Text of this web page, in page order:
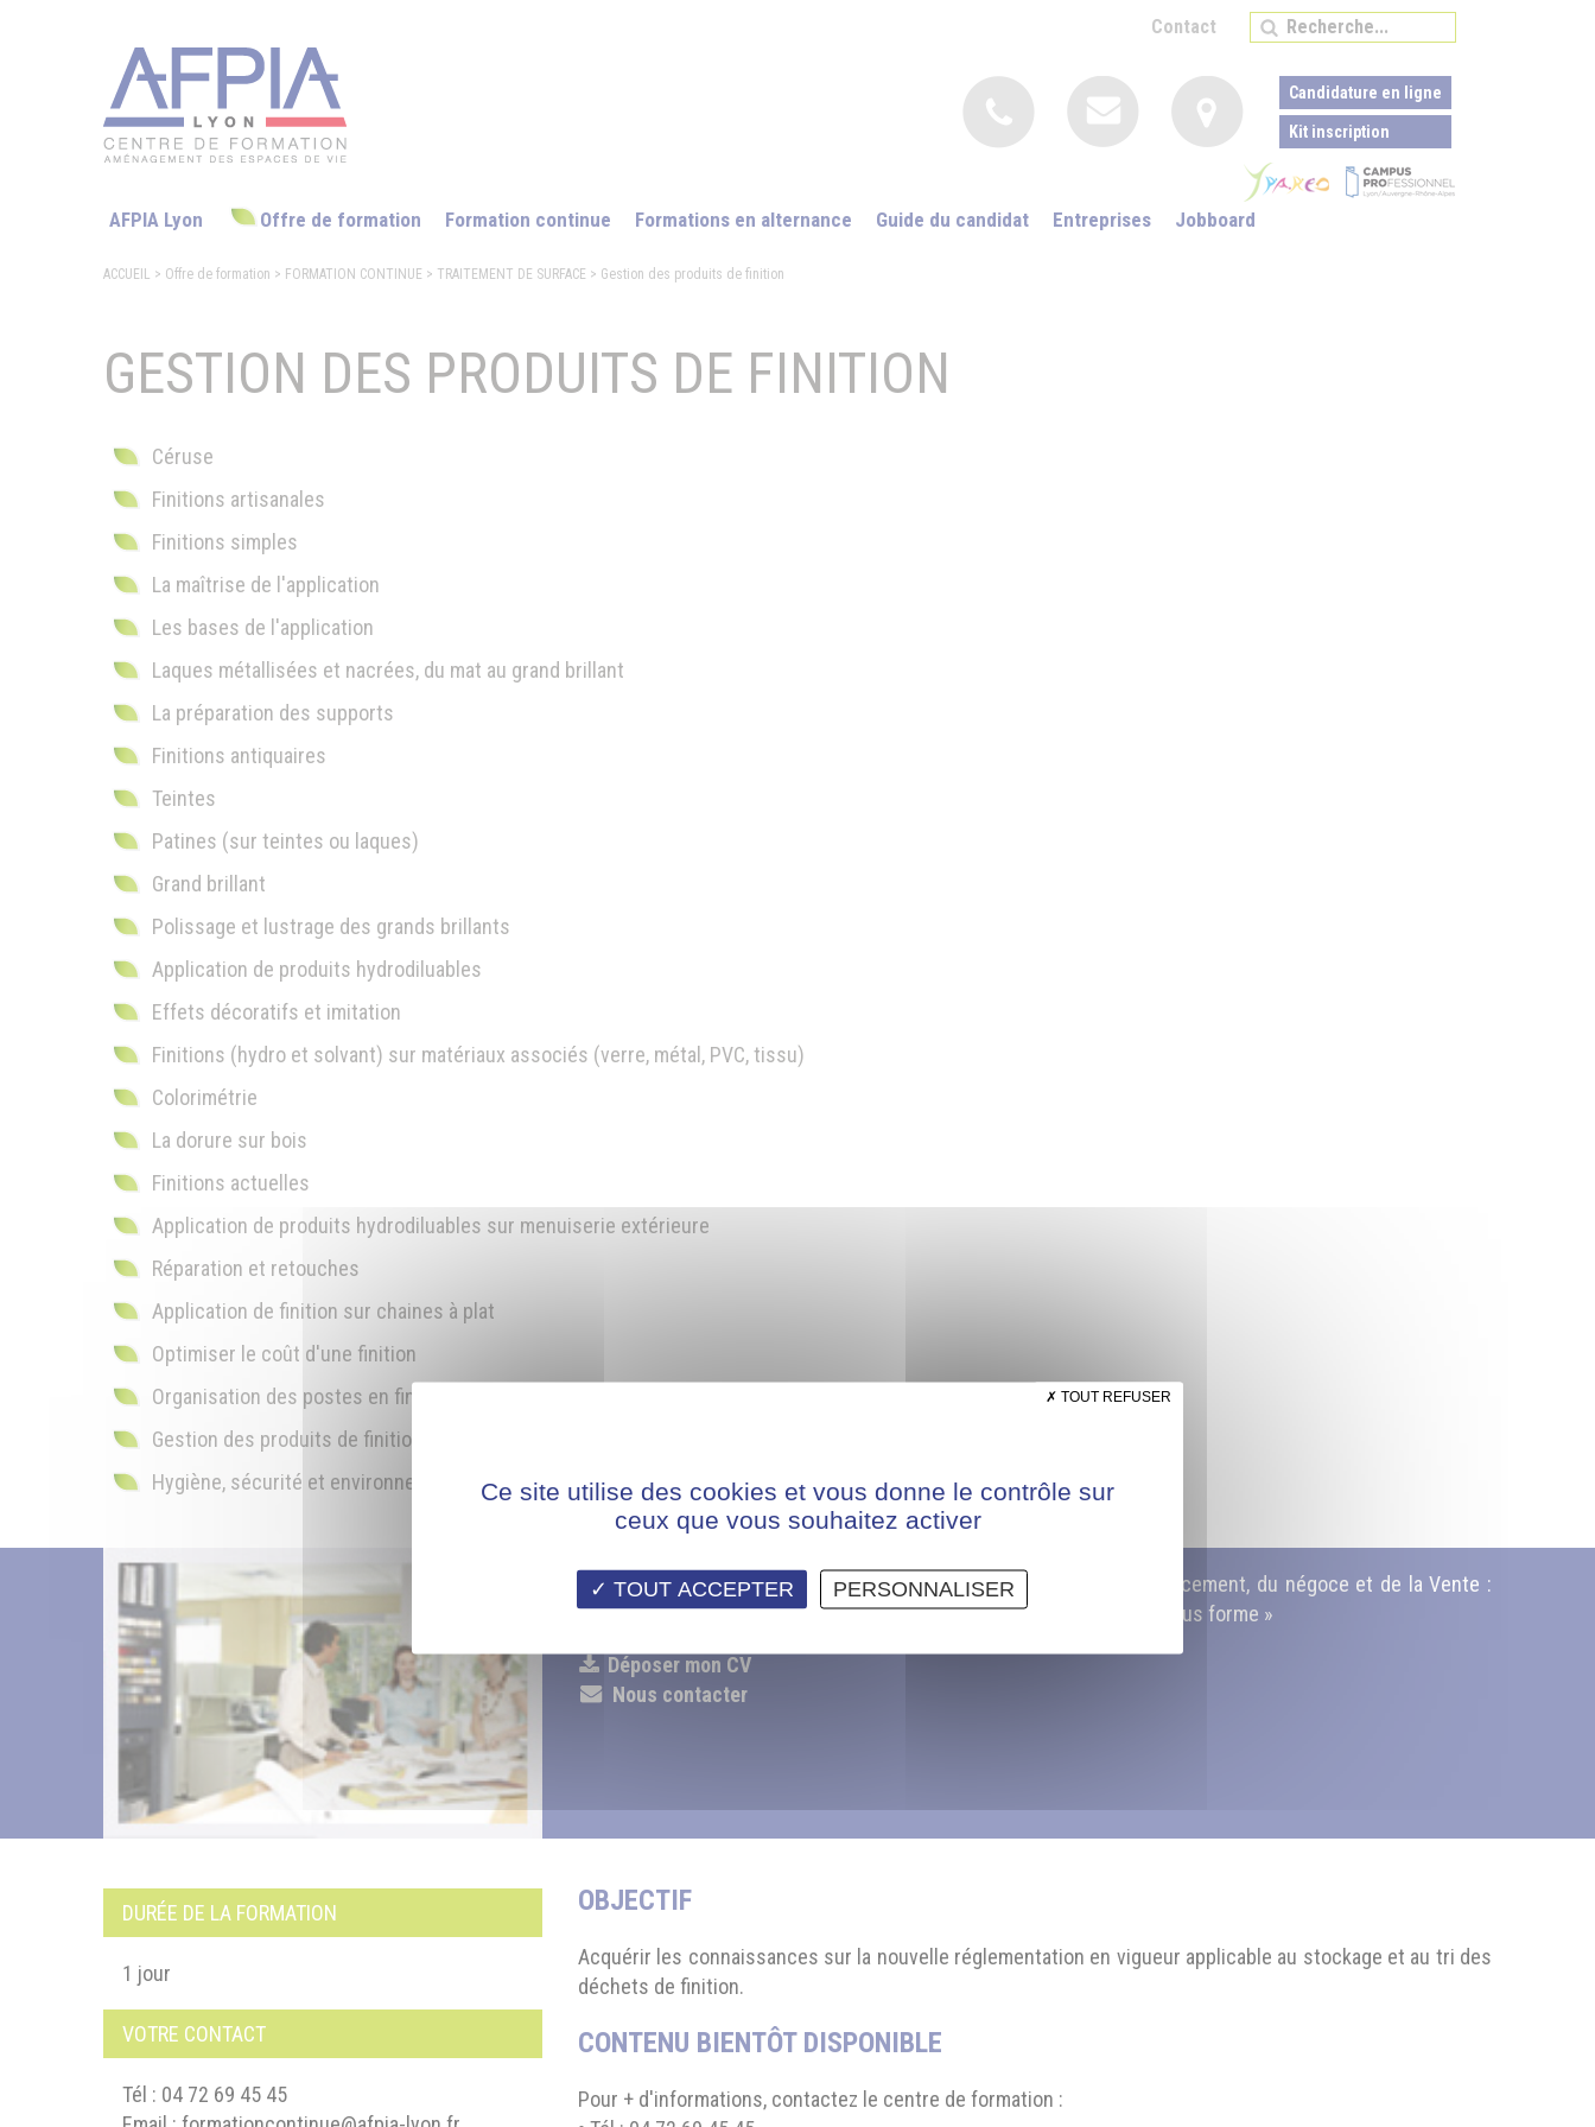
Contact
Candidature en ligne
Kit inscription
AFPIA Lyon Offre de formation Formation continue Formations en alternance Guide du candidat Entreprises Jobboard
ACCUEIL > Offre de formation > FORMATION CONTINUE > TRAITEMENT DE SURFACE > Gestion des produits de finition
GESTION DES PRODUITS DE FINITION
Céruse
Finitions artisanales
Finitions simples
La maîtrise de l'application
Les bases de l'application
Laques métallisées et nacrées, du mat au grand brillant
La préparation des supports
Finitions antiquaires
Teintes
Patines (sur teintes ou laques)
Grand brillant
Polissage et lustrage des grands brillants
Application de produits hydrodiluables
Effets décoratifs et imitation
Finitions (hydro et solvant) sur matériaux associés (verre, métal, PVC, tissu)
Colorimétrie
La dorure sur bois
Finitions actuelles
Application de produits hydrodiluables sur menuiserie extérieure
Réparation et retouches
Application de finition sur chaines à plat
Optimiser le coût d'une finition
Organisation des postes en finition
Gestion des produits de finition
Hygiène, sécurité et environnement en finition
« Métiers de la Conception, de la Fabrication, de la Finition, de l’Agencement, du négoce et de la Vente :
l’AFPIA Sud-Est, Centre de Formation de l’Aménagement de l’Habitat, vous forme »
Déposer mon CV
Nous contacter
DURÉE DE LA FORMATION
1 jour
VOTRE CONTACT
Tél : 04 72 69 45 45
OBJECTIF
Acquérir les connaissances sur la nouvelle réglementation en vigueur applicable au stockage et au tri des
déchets de finition.
CONTENU BIENTÔT DISPONIBLE
Pour + d'informations, contactez le centre de formation :
Ce site utilise des cookies et vous donne le contrôle sur
ceux que vous souhaitez activer
TOUT ACCEPTER
TOUT REFUSER
PERSONNALISER